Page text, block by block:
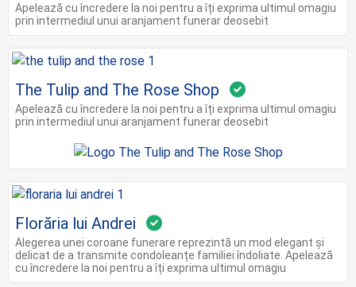
Apelează cu încredere la noi pentru a îți exprima ultimul omagiu
prin intermediul unui aranjament funerar deosebit
The Tulip and The Rose Shop
Apelează cu încredere la noi pentru a îți exprima ultimul omagiu
prin intermediul unui aranjament funerar deosebit
Florăria lui Andrei
Alegerea unei coroane funerare reprezintă un mod elegant și
delicat de a transmite condoleanțe familiei îndoliate. Apelează
cu încredere la noi pentru a îți exprima ultimul omagiu